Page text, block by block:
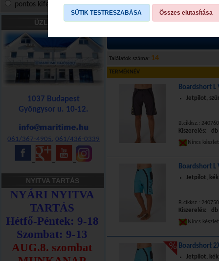
pontos kifejezés összes szóra szóra, szótöredék
ÜZLETÜNK
1037 Budapest
Gyöngysor u. 10-12.
061/367-4905,061/436-0339
NYITVA TARTÁS
VÍZISPORTCIKKEK»Jetpilot kollekció»
Találatok száma: 14
TERMÉKNÉV
Boardshort L
Jetpilot,
B.cikksz.:
Kiszerelés: db
Nincs
Boardshort L
Jetpilot, kék
B.cikksz.:
Kiszerelés: db
Nincs
Boardshort
Jetpilot, kék
SÜTIK TESTRESZABÁSA Összes elutasítása